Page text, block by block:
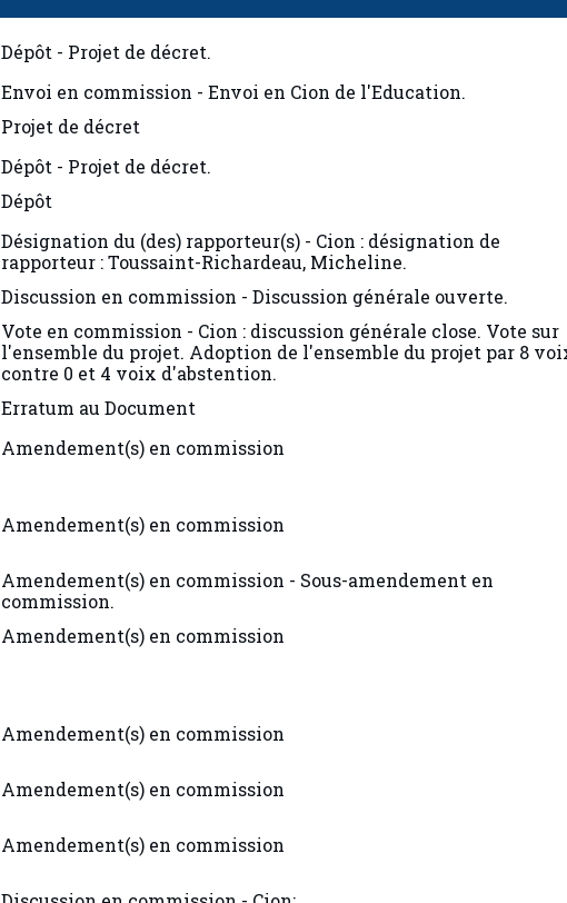
Dépôt - Projet de décret.
Envoi en commission - Envoi en Cion de l'Education.
Projet de décret
Dépôt - Projet de décret.
Dépôt
Désignation du (des) rapporteur(s) - Cion : désignation de
rapporteur : Toussaint-Richardeau, Micheline.
Discussion en commission - Discussion générale ouverte.
Vote en commission - Cion : discussion générale close. Vote sur
l'ensemble du projet. Adoption de l'ensemble du projet par 8 voix
contre 0 et 4 voix d'abstention.
Erratum au Document
Amendement(s) en commission
Amendement(s) en commission
Amendement(s) en commission - Sous-amendement en
commission.
Amendement(s) en commission
Amendement(s) en commission
Amendement(s) en commission
Amendement(s) en commission
Discussion en commission - Cion:.